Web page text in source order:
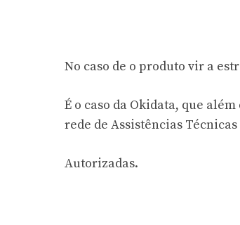
No caso de o produto vir a
É o caso da Okidata, que
rede de Assistências Técnicas
Autorizadas.